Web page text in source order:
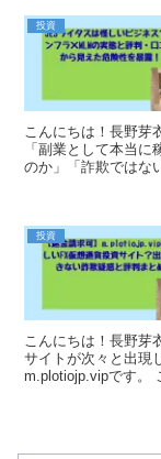
投資
こんにちは！長野芽
「副業として本当
のか」「詐欺ではな
投資
こんにちは！長野芽
サイトが次々と出現
m.plotiojp.vipです。